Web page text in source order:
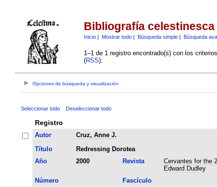
Bibliografía celestinesca
Inicio| Mostrar todo| Búsqueda simple| Búsqueda
1–1 de 1 registro encontrado(s) con los
(RSS):
Opciones de búsqueda y visualización
Seleccionar todo Deseleccionar todo
Registro
Autor
Cruz, Anne J.
Título
Redressing Dorotea
Año
2000 Revista
Cervantes for the
Edward Dudley
Número
Fascículo